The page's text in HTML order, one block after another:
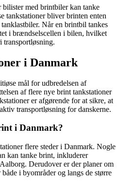
bilister med brintbiler kan tanke
tankstationer bliver brinten enten
Når en brintbil tankes
i brændselscellen i bilen, hvilket
transportløsning.
i Danmark
mål for udbredelsen af
af flere nye brint tankstationer
er afgørende for at sikre, at
transportløsning for danskerne.
i Danmark?
flere steder i Danmark. Nogle
kan tanke brint, inkluderer
Derudover er der planer om
i byområder og langs de større